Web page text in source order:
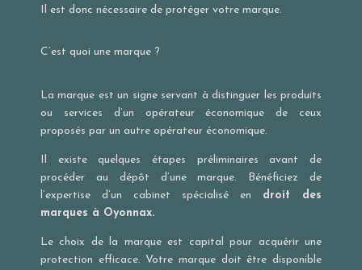
Il est donc nécessaire de protéger votre marque.
C’est quoi une marque ?
La marque est un signe servant à distinguer les produits
ou services d’un opérateur économique de ceux
proposés par un autre opérateur économique.
Il existe quelques étapes préliminaires avant de
procéder au dépôt d’une marque. Bénéficiez de
l’expertise d’un cabinet spécialisé en droit des
marques à Oyonnax.
Le choix de la marque est capital pour acquérir une
protection efficace. Votre marque doit être disponible